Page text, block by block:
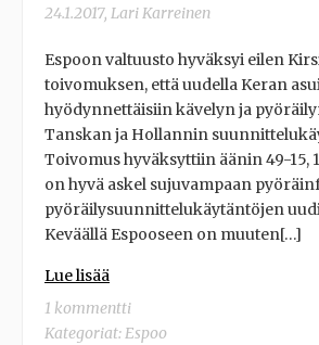
24.1.2017, Lari Karreinen
Espoon valtuusto hyväksyi eilen
toivomuksen, että uudella Keran
hyödynnettäisiin kävelyn ja
Tanskan ja Hollannin
Toivomus hyväksyttiin äänin 49-15,
on hyvä askel sujuvampaan
pyöräilysuunnittelukäytäntöjen
Keväällä Espooseen on muuten[…]
Lue lisää
1 kommentti
Kategoriat:Espoo